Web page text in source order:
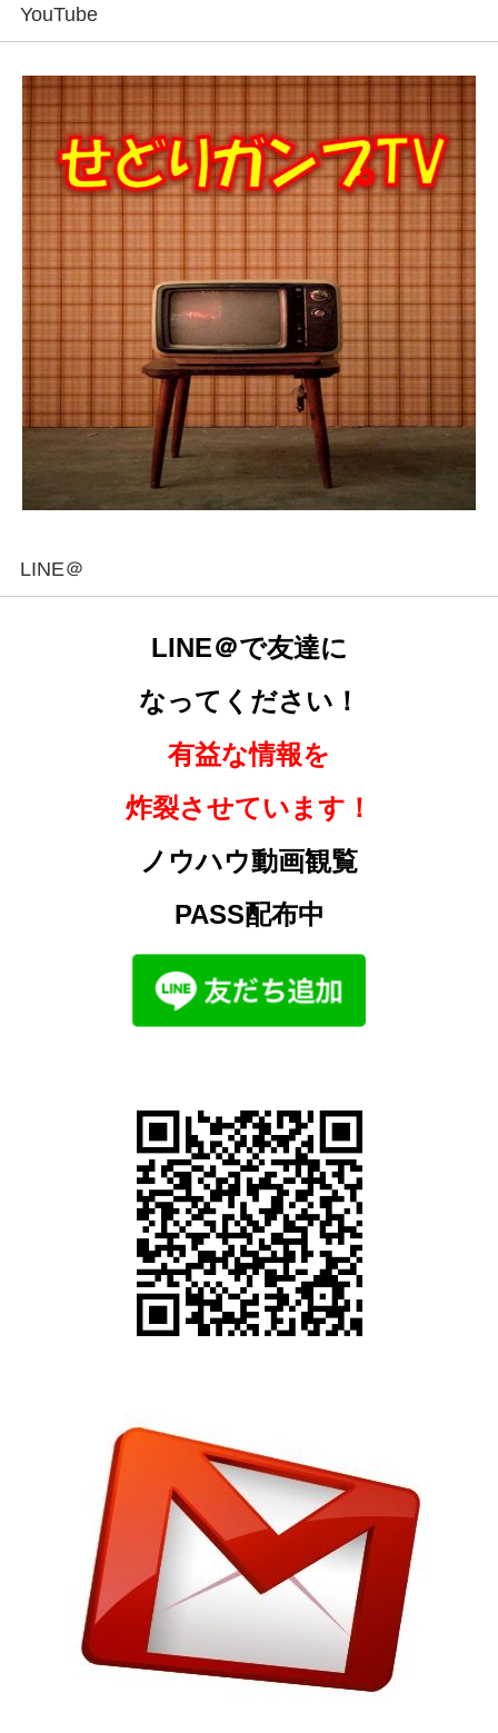
YouTube
LINE＠
LINE＠で友達に
なってください！
有益な情報を
炸裂させています！
ノウハウ動画観覧
PASS配布中